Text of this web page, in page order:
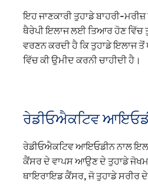
ਇਹ ਜਾਣਕਾਰੀ ਤੁਹਾਡੇ ਬਾਹਰੀ-
ਥੈਰੇਪੀ ਇਲਾਜ ਲਈ ਤਿਆਰ ਹੋਣ ਵਿੱਚ
ਵਰਣਨ ਕਰਦੀ ਹੈ ਕਿ ਤੁਹਾਡੇ ਇਲਾਜ
ਵਿੱਚ ਕੀ ਉਮੀਦ ਕਰਨੀ ਚਾਹੀਦੀ ਹੈ।
ਰੇਡੀਓਐਕਟਿਵ
ਰੇਡੀਓਐਕਟਿਵ ਆਇਓਡੀਨ ਨਾਲ
ਕੈਂਸਰ ਦੇ ਵਾਪਸ ਆਉਣ ਦੇ ਤੁਹਾਡੇ
ਥਾਇਰਾਇਡ ਕੈਂਸਰ, ਜੋ ਤੁਹਾਡੇ ਸਰੀਰ